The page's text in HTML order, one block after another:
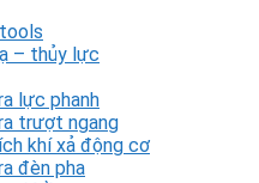
– thủy lực
lực phanh
trượt ngang
khí xả động cơ
đèn pha